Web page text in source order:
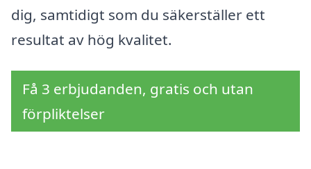
dig, samtidigt som du säkerställer ett
resultat av hög kvalitet.
Få 3 erbjudanden, gratis och utan
förpliktelser